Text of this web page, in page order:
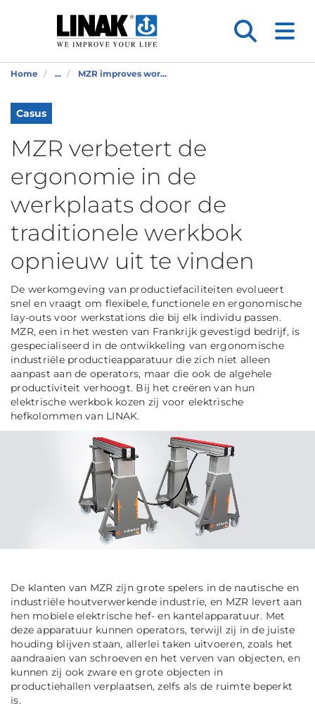
Home ... MZR improves wor...
Casus
MZR verbetert de
ergonomie in de
werkplaats door de
traditionele werkbok
opnieuw uit te vinden
De werkomgeving van productiefaciliteiten evolueert
snel en vraagt om flexibele, functionele en ergonomische
lay-outs voor werkstations die bij elk individu passen.
MZR, een in het westen van Frankrijk gevestigd bedrijf, is
gespecialiseerd in de ontwikkeling van ergonomische
industriële productieapparatuur die zich niet alleen
aanpast aan de operators, maar die ook de algehele
productiviteit verhoogt. Bij het creëren van hun
elektrische werkbok kozen zij voor elektrische
hefkolommen van LINAK.
De klanten van MZR zijn grote spelers in de nautische en
industriële houtverwerkende industrie, en MZR levert aan
hen mobiele elektrische hef- en kantelapparatuur. Met
deze apparatuur kunnen operators, terwijl zij in de juiste
houding blijven staan, allerlei taken uitvoeren, zoals het
aandraaien van schroeven en het verven van objecten, en
kunnen zij ook zware en grote objecten in
productiehallen verplaatsen, zelfs als de ruimte beperkt
is.